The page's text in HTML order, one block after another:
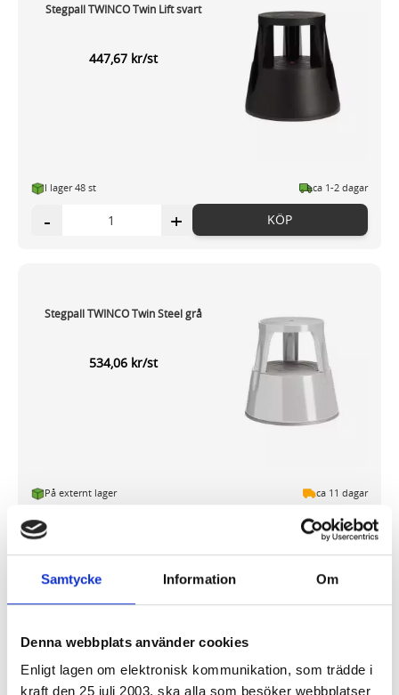
Samtycke Information Om
Denna webbplats använder cookies
Enligt lagen om elektronisk kommunikation, som trädde i
kraft den 25 juli 2003, ska alla som besöker webbplatser
Stegpall TWINCO Twin Lift svart
447,67 kr/st
I lager 48 st ca 1-2 dagar
- + KÖP
Stegpall TWINCO Twin Steel grå
534,06 kr/st
På externt lager ca 11 dagar
-
538,10 kr/st